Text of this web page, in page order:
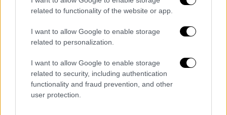
related to functionality of the website or app.
I want to allow Google to enable storage
related to personalization.
I want to allow Google to enable storage
related to security, including authentication
functionality and fraud prevention, and other
user protection.